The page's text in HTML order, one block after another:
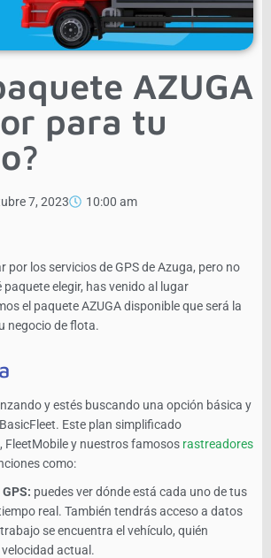
AZUGA
para tu
7, 2023 10:00 am
por los servicios de GPS de Azuga, pero no
elegir, has venido al lugar
el paquete AZUGA disponible que será la
negocio de flota.
y estés buscando una opción básica y
Este plan simplificado
FleetMobile y nuestros famosos rastreadores
como:
puedes ver dónde está cada uno de tus
real. También tendrás acceso a datos
se encuentra el vehículo, quién
actual.